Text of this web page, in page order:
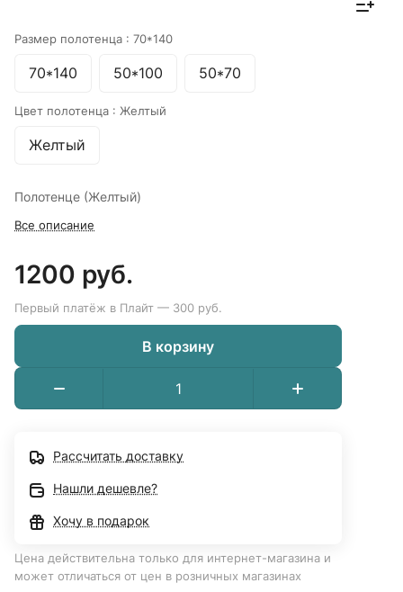
Размер полотенца : 70*140
70*140 50*100 50*70
Цвет полотенца : Желтый
Желтый
Полотенце (Желтый)
Все описание
1200 руб.
Первый платёж в Плайт — 300 руб.
В корзину
Рассчитать доставку
Нашли дешевле?
Хочу в подарок
Цена действительна только для интернет-магазина и
может отличаться от цен в розничных магазинах